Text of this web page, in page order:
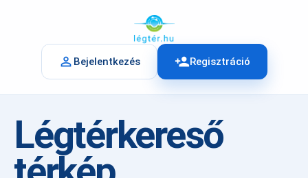
person_outline Bejelentkezés person_addRegisztráció
Légtérkereső